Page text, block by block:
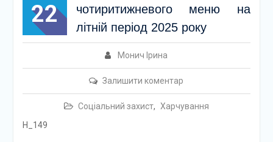
22
чотиритижневого меню на
літній період 2025 року
Монич Ірина
Залишити коментар
Соціальний захист, Харчування
Н_149